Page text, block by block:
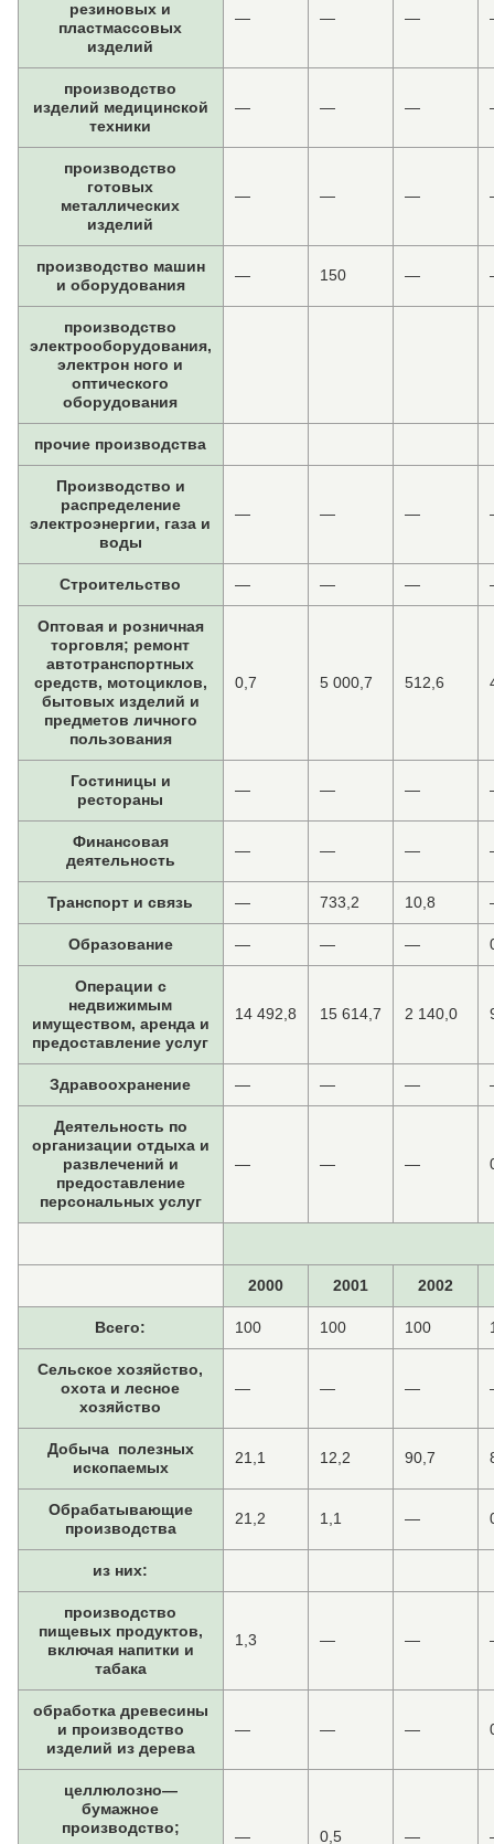
резиновых и
пластмассовых
изделий
— — —
производство
изделий медицинской
техники
— — —
производство
готовых
металлических
изделий
— — —
производство машин
и оборудования
— 150 —
производство
электрооборудования,
электрон ного и
оптического
оборудования
прочие производства
Производство и
распределение
электроэнергии, газа и
воды
— — —
Строительство — — —
Оптовая и розничная
торговля; ремонт
автотранспортных
средств, мотоциклов,
бытовых изделий и
предметов личного
пользования
0,7 5 000,7 512,6
Гостиницы и
рестораны
— — —
Финансовая
деятельность
— — —
Транспорт и связь — 733,2 10,8
Образование — — —
Операции с
недвижимым
имуществом, аренда и
предоставление услуг
14 492,8 15 614,7 2 140,0
Здравоохранение — — —
Деятельность по
организации отдыха и
развлечений и
предоставление
персональных услуг
— — —
2000 2001 2002
Всего: 100 100 100
Сельское хозяйство,
охота и лесное
хозяйство
— — —
Добыча полезных
ископаемых
21,1 12,2 90,7
Обрабатывающие
производства
21,2 1,1 —
из них:
производство
пищевых продуктов,
включая напитки и
табака
1,3 — —
обработка древесины
и производство
изделий из дерева
— — —
целлюлозно—
бумажное
производство;
— 0,5 —